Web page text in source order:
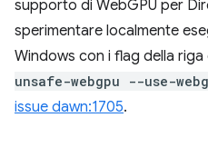
supporto di WebGPU per
sperimentare localmente
Windows con i flag della
unsafe-webgpu --use-
issue dawn:1705.